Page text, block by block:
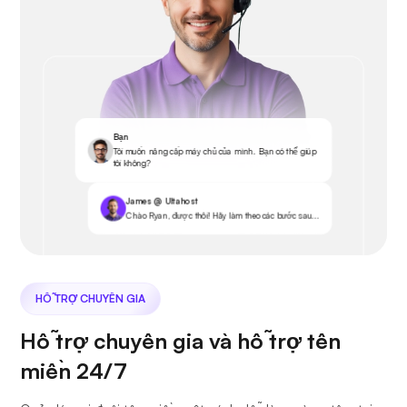
Bạn
Tôi muốn nâng cấp máy chủ của mình. Bạn có thể giúp
tôi không?
James @ Ultahost
Chào Ryan, được thôi! Hãy làm theo các bước sau...
HỖ TRỢ CHUYÊN GIA
Hỗ trợ chuyên gia và hỗ trợ tên
miền 24/7